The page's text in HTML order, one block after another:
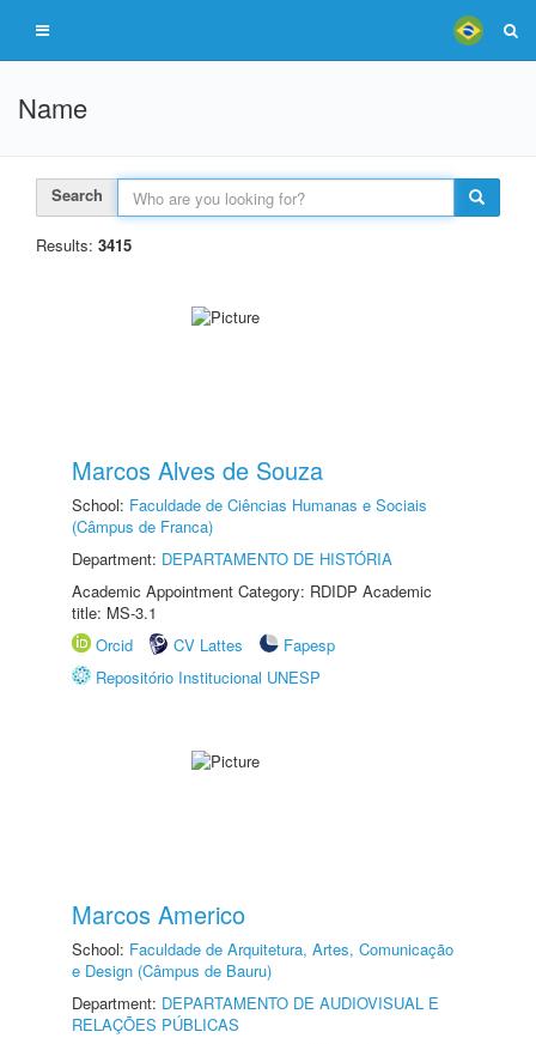
Name
Search
Results: 3415
Marcos Alves de Souza
School: Faculdade de Ciências Humanas e Sociais
(Câmpus de Franca)
Department: DEPARTAMENTO DE HISTÓRIA
Academic Appointment Category: RDIDP Academic
title: MS-3.1
Orcid
CV Lattes
Fapesp
Repositório Institucional UNESP
Marcos Americo
School: Faculdade de Arquitetura, Artes, Comunicação
e Design (Câmpus de Bauru)
Department: DEPARTAMENTO DE AUDIOVISUAL E
RELAÇÕES PÚBLICAS